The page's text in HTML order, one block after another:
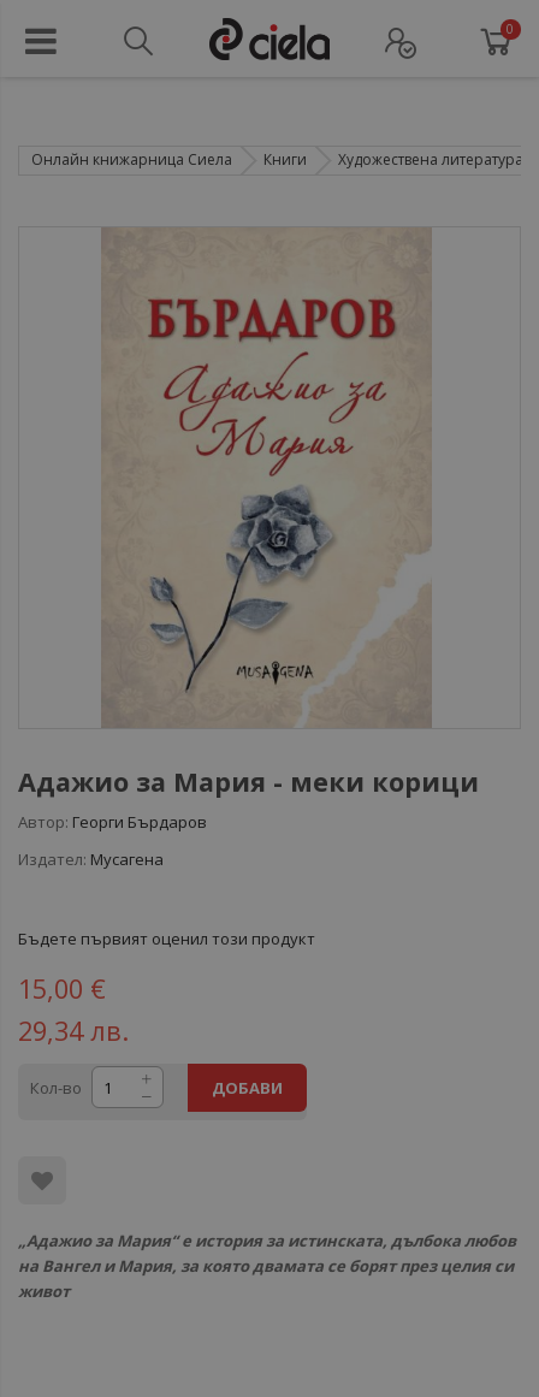
0
Онлайн книжарница Сиела Книги Художествена литература
Адажио за Мария - меки корици
Автор: Георги Бърдаров
Издател: Мусагена
Бъдете първият оценил този продукт
15,00 €
29,34 лв.
Кол-во ДОБАВИ
„Адажио за Мария“ е история за истинската, дълбока любов
на Вангел и Мария, за която двамата се борят през целия си
живот